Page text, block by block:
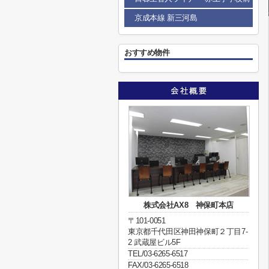
京成本線 新三河島
おすすめ物件
株式会社AX8 神保町本店
〒101-0051
東京都千代田区神田神保町２丁目7-
2 武蔵屋ビル5F
TEL/03-6265-6517
FAX/03-6265-6518